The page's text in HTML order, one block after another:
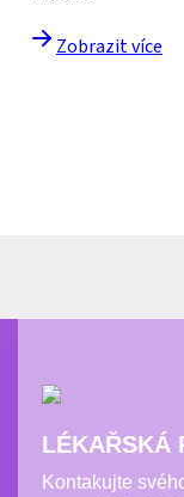
LÉKAŘSKÁ
Kontakujte